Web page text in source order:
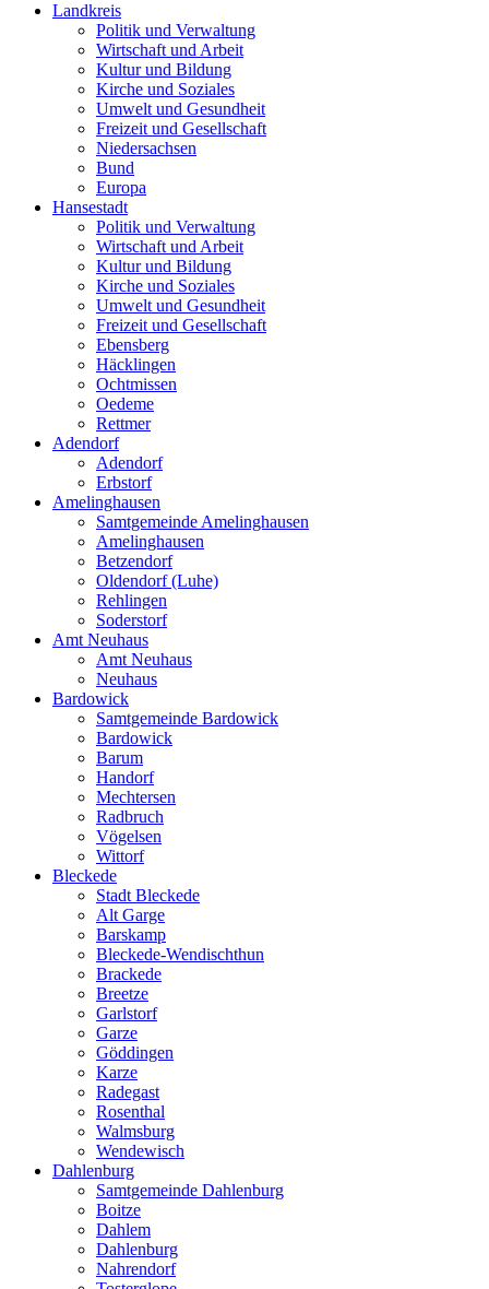
Landkreis
Politik und Verwaltung
Wirtschaft und Arbeit
Kultur und Bildung
Kirche und Soziales
Umwelt und Gesundheit
Freizeit und Gesellschaft
Niedersachsen
Bund
Europa
Hansestadt
Politik und Verwaltung
Wirtschaft und Arbeit
Kultur und Bildung
Kirche und Soziales
Umwelt und Gesundheit
Freizeit und Gesellschaft
Ebensberg
Häcklingen
Ochtmissen
Oedeme
Rettmer
Adendorf
Adendorf
Erbstorf
Amelinghausen
Samtgemeinde Amelinghausen
Amelinghausen
Betzendorf
Oldendorf (Luhe)
Rehlingen
Soderstorf
Amt Neuhaus
Amt Neuhaus
Neuhaus
Bardowick
Samtgemeinde Bardowick
Bardowick
Barum
Handorf
Mechtersen
Radbruch
Vögelsen
Wittorf
Bleckede
Stadt Bleckede
Alt Garge
Barskamp
Bleckede-Wendischthun
Brackede
Breetze
Garlstorf
Garze
Göddingen
Karze
Radegast
Rosenthal
Walmsburg
Wendewisch
Dahlenburg
Samtgemeinde Dahlenburg
Boitze
Dahlem
Dahlenburg
Nahrendorf